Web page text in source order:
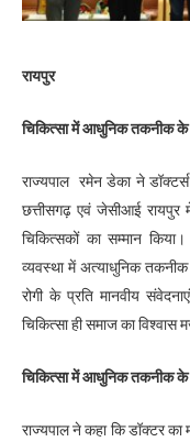
रायपुर
चिकित्सा में आधुनिक तकनीक के
राज्यपाल रमेन डेका ने
छत्तीसगढ़ एवं जेसीआई रायपुर
चिकित्सकों का सम्मान
व्यवस्था में अत्याधुनिक
रोगी के प्रति मानवीय
चिकित्सा ही समाज का
चिकित्सा में आधुनिक तकनीक के
राज्यपाल ने कहा कि डॉक्टर का